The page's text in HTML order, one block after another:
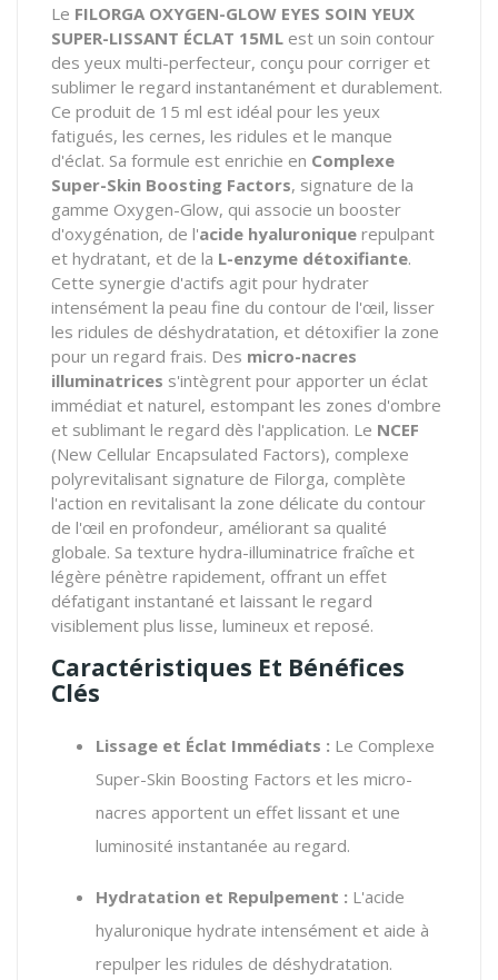
Le FILORGA OXYGEN-GLOW EYES SOIN YEUX
SUPER-LISSANT ÉCLAT 15ML est un soin contour
des yeux multi-perfecteur, conçu pour corriger et
sublimer le regard instantanément et durablement.
Ce produit de 15 ml est idéal pour les yeux
fatigués, les cernes, les ridules et le manque
d'éclat. Sa formule est enrichie en Complexe
Super-Skin Boosting Factors, signature de la
gamme Oxygen-Glow, qui associe un booster
d'oxygénation, de l'acide hyaluronique repulpant
et hydratant, et de la L-enzyme détoxifiante.
Cette synergie d'actifs agit pour hydrater
intensément la peau fine du contour de l'œil, lisser
les ridules de déshydratation, et détoxifier la zone
pour un regard frais. Des micro-nacres
illuminatrices s'intègrent pour apporter un éclat
immédiat et naturel, estompant les zones d'ombre
et sublimant le regard dès l'application. Le NCEF
(New Cellular Encapsulated Factors), complexe
polyrevitalisant signature de Filorga, complète
l'action en revitalisant la zone délicate du contour
de l'œil en profondeur, améliorant sa qualité
globale. Sa texture hydra-illuminatrice fraîche et
légère pénètre rapidement, offrant un effet
défatigant instantané et laissant le regard
visiblement plus lisse, lumineux et reposé.
Caractéristiques Et Bénéfices
Clés
Lissage et Éclat Immédiats : Le Complexe
Super-Skin Boosting Factors et les micro-
nacres apportent un effet lissant et une
luminosité instantanée au regard.
Hydratation et Repulpement : L'acide
hyaluronique hydrate intensément et aide à
repulper les ridules de déshydratation.